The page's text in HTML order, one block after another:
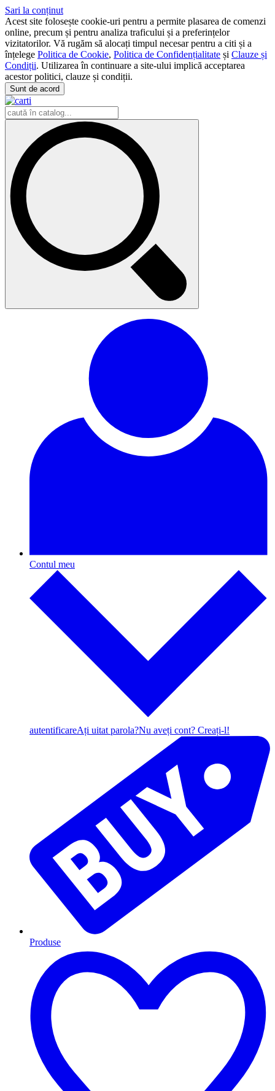
Sari la conținut
Acest site folosește cookie-uri pentru a permite plasarea de comenzi
online, precum și pentru analiza traficului și a preferințelor
vizitatorilor. Vă rugăm să alocați timpul necesar pentru a citi și a
înțelege Politica de Cookie, Politica de Confidențialitate și Clauze și
Condiții. Utilizarea în continuare a site-ului implică acceptarea
acestor politici, clauze și condiții.
Sunt de acord
Contul meu
autentificareAți uitat parola?Nu aveți cont? Creați-l!
Produse